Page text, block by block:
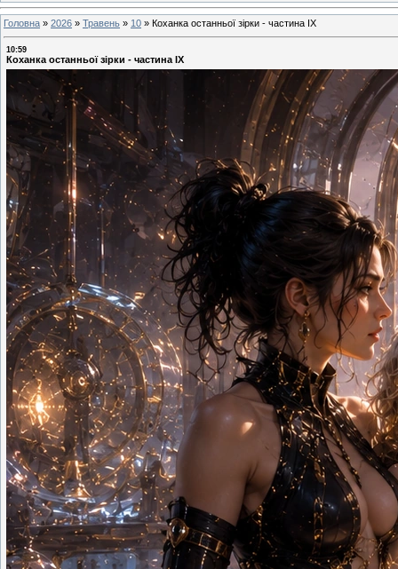
Головна » 2026 » Травень » 10 » Коханка останньої зірки - частина ІХ
10:59
Коханка останньої зірки - частина ІХ